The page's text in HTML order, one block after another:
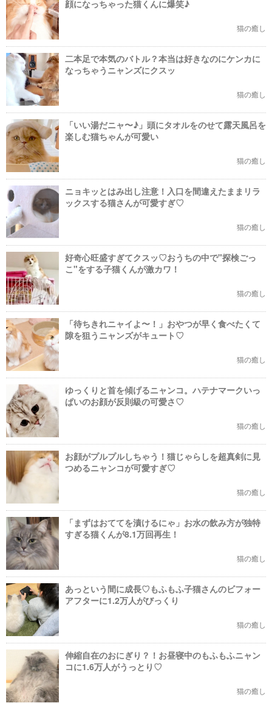
顔になっちゃった猫くんに爆笑♪
猫の癒し
二本足で本気のバトル？本当は好きなのにケンカに
なっちゃうニャンズにクスッ
猫の癒し
「いい湯だニャ〜♪」頭にタオルをのせて露天風呂を
楽しむ猫ちゃんが可愛い
猫の癒し
ニョキッとはみ出し注意！入口を間違えたままリラ
ックスする猫さんが可愛すぎ♡
猫の癒し
好奇心旺盛すぎてクスッ♡おうちの中で"探検ごっ
こ"をする子猫くんが激カワ！
猫の癒し
「待ちきれニャイよ〜！」おやつが早く食べたくて
隙を狙うニャンズがキュート♡
猫の癒し
ゆっくりと首を傾げるニャンコ。ハテナマークいっ
ぱいのお顔が反則級の可愛さ♡
猫の癒し
お顔がプルプルしちゃう！猫じゃらしを超真剣に見
つめるニャンコが可愛すぎ♡
猫の癒し
「まずはおててを漬けるにゃ」お水の飲み方が独特
すぎる猫くんが8.1万回再生！
猫の癒し
あっという間に成長♡もふもふ子猫さんのビフォー
アフターに1.2万人がびっくり
猫の癒し
伸縮自在のおにぎり？！お昼寝中のもふもふニャン
コに1.6万人がうっとり♡
猫の癒し